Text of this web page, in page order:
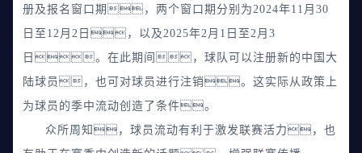
册及报名窗口期，两个窗口期分别为2024年11月30
日至12月2日，以及2025年2月1日至2月3
日。在此期间，球队可以注册新的中国大
陆球员，也可对球员进行注销。这实际从政策上
为球员的季中流动创造了条件。
众所周知，球员流动有利于激发联赛活力，也